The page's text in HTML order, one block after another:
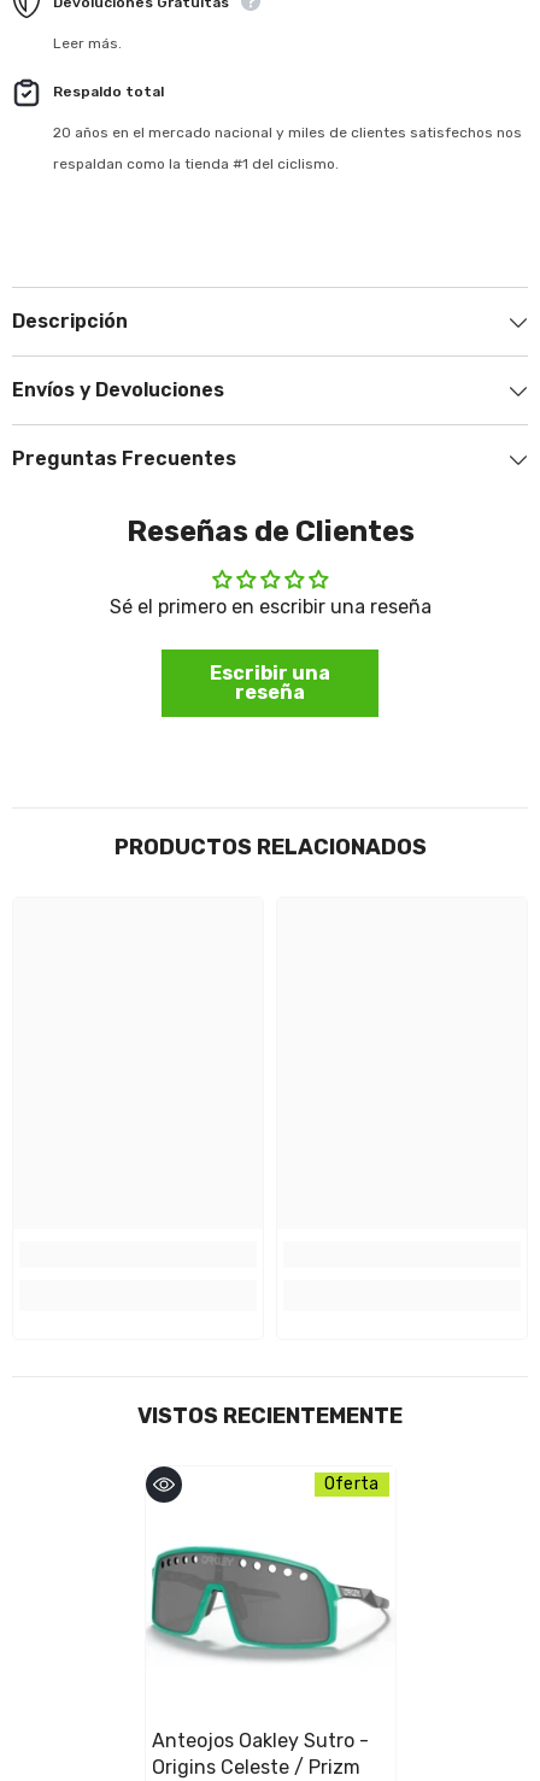
Leer más.
Respaldo total
20 años en el mercado nacional y miles de clientes satisfechos nos
respaldan como la tienda #1 del ciclismo.
Descripción
Envíos y Devoluciones
Preguntas Frecuentes
Reseñas de Clientes
Sé el primero en escribir una reseña
Escribir una
reseña
PRODUCTOS RELACIONADOS
VISTOS RECIENTEMENTE
Oferta
Anteojos Oakley Sutro -
Origins Celeste / Prizm